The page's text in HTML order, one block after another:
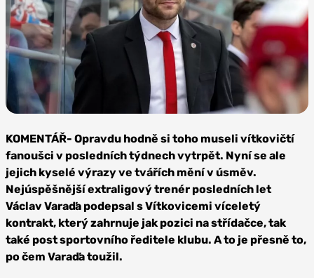
HC Oceláři Třinec
KOMENTÁŘ- Opravdu hodně si toho museli vítkovičtí
fanoušci v posledních týdnech vytrpět. Nyní se ale
jejich kyselé výrazy ve tvářích mění v úsměv.
Nejúspěšnější extraligový trenér posledních let
Václav Varaďa podepsal s Vítkovicemi víceletý
kontrakt, který zahrnuje jak pozici na střídačce, tak
také post sportovního ředitele klubu. A to je přesně to,
po čem Varaďa toužil.